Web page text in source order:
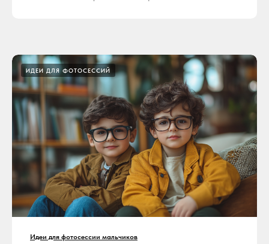
ИДЕИ ДЛЯ ФОТОСЕССИЙ
Идеи для фотосессии мальчиков